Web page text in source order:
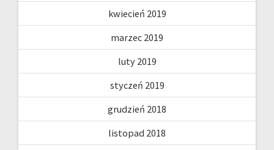
kwiecień 2019
marzec 2019
luty 2019
styczeń 2019
grudzień 2018
listopad 2018